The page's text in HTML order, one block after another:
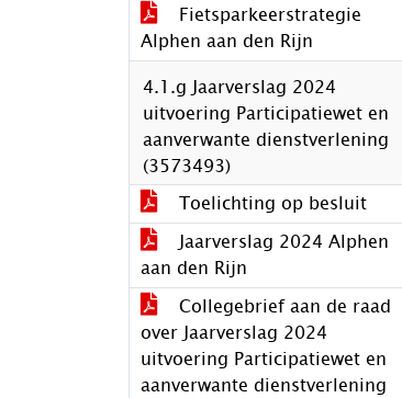
Fietsparkeerstrategie
Alphen aan den Rijn
4.1.g Jaarverslag 2024
uitvoering Participatiewet en
aanverwante dienstverlening
(3573493)
Toelichting op besluit
Jaarverslag 2024 Alphen
aan den Rijn
Collegebrief aan de raad
over Jaarverslag 2024
uitvoering Participatiewet en
aanverwante dienstverlening